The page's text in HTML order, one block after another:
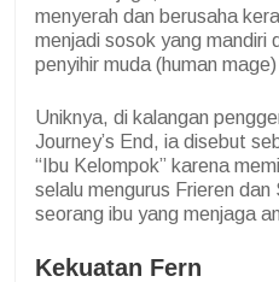
menyerah dan berusaha
menjadi sosok yang mandiri
penyihir muda (human
Uniknya, di kalangan
Journey’s End, ia disebut
“Ibu Kelompok” karena
selalu mengurus Frieren
seorang ibu yang menjaga
Kekuatan Fern